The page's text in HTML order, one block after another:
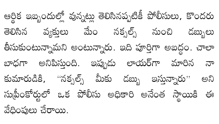
ఆర్థిక ఇబ్బందుల్లో వున్నట్లు తెలిసినప్పటికీ పోలీసులు, కొందరు
తెలిసిన వ్యక్తులు మేం నక్సల్స్ నుంచి డబ్బులు
తీసుకుంటున్నామని అంటున్నారు. ఇది పూర్తిగా అబద్ధం. చాలా
బాధగా అనిపిస్తుంది. ఇప్పుడు లాయర్‌గా మారిన నా
కుమారుడికి, “నక్సల్స్ మీకు డబ్బు ఇస్తున్నారు” అని
సుప్రీంకోర్టులో ఒక పోలీసు అధికారి అనేంత స్థాయికి ఈ
వేధింపులు చేరాయి.